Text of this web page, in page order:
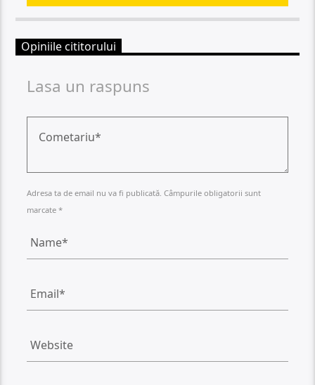
Opiniile cititorului
Lasa un raspuns
Adresa ta de email nu va fi publicată. Câmpurile obligatorii sunt
marcate *